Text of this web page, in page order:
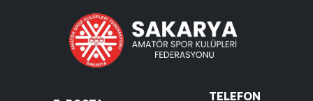
TELEFON